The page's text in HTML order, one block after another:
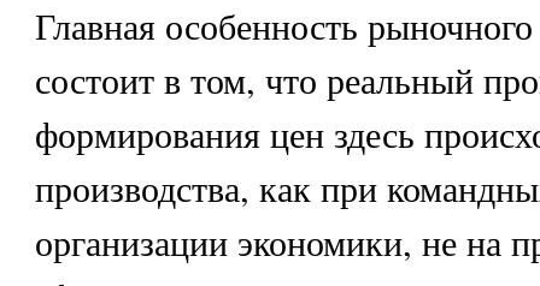
Главная особенность
состоит в том, что реальный
формирования цен здесь
производства, как при
организации экономики, не на